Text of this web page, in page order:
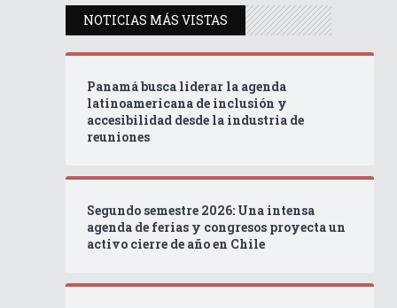
NOTICIAS MÁS VISTAS
Panamá busca liderar la agenda
latinoamericana de inclusión y
accesibilidad desde la industria de
reuniones
Segundo semestre 2026: Una intensa
agenda de ferias y congresos proyecta un
activo cierre de año en Chile